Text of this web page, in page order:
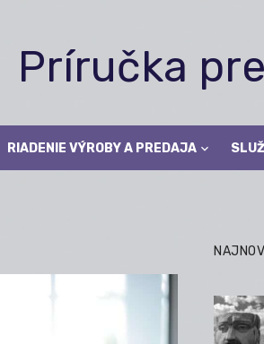
Príručka
RIADENIE VÝROBY A PREDAJA